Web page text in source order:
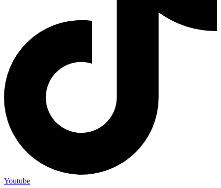
Youtube